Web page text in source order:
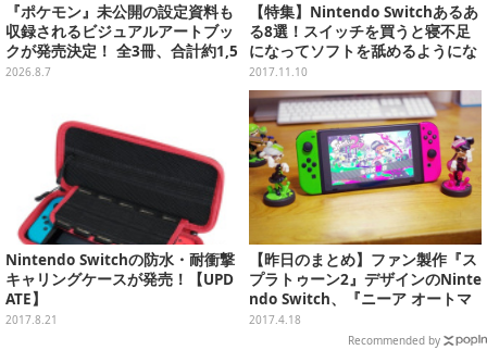
『ポケモン』未公開の設定資料も
収録されるビジュアルアートブッ
クが発売決定！ 全3冊、合計約1,5
00ページの大ボリュームでシリー
2026.8.7
【特集】Nintendo Switchあるあ
る8選！スイッチを買うと寝不足
になってソフトを舐めるようにな
る…？
2017.11.10
Nintendo Switchの防水・耐衝撃
キャリングケースが発売！【UPD
ATE】
2017.8.21
【昨日のまとめ】ファン製作『ス
プラトゥーン2』デザインのNinte
ndo Switch、『ニーア オートマ
タ』DLC発表、『閃乱カグラ』最
新作の情報まとめ…など(4/17)
2017.4.18
Recommended by